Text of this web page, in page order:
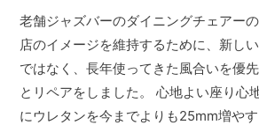
老舗ジャズバーのダイニングチェアーの
店のイメージを維持するために、新し
ではなく、長年使ってきた風合いを優
とリペアをしました。 心地よい座り心
にウレタンを今までよりも25mm増や